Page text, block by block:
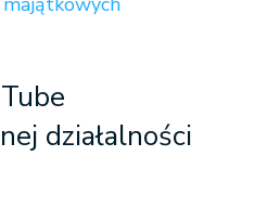
działalności